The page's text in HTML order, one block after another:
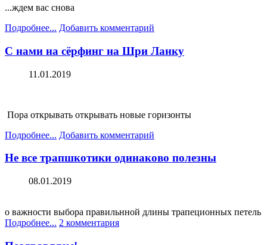
...ждем вас снова
Подробнее... Добавить комментарий
С нами на сёрфинг на Шри Ланку
11.01.2019
Пора открывать открывать новые горизонты
Подробнее... Добавить комментарий
Не все трапшкотики одинаково полезны
08.01.2019
о важности выбора правильнной длины трапеционных петель
Подробнее... 2 комментария